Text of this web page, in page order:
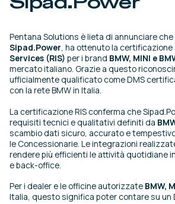
Pentana Solutions è lieta di annunciare che
Sipad.Power, ha ottenuto la certificazione
Services (RIS) per i brand BMW, MINI e
mercato italiano. Grazie a questo
ufficialmente qualificato come DMS
con la rete BMW in Italia.
La certificazione RIS conferma che
requisiti tecnici e qualitativi definiti da
scambio dati sicuro, accurato e
le Concessionarie. Le integrazioni
rendere più efficienti le attività quotidiane
e back-office.
Per i dealer e le officine autorizzate BMW,
Italia, questo significa poter contare su un